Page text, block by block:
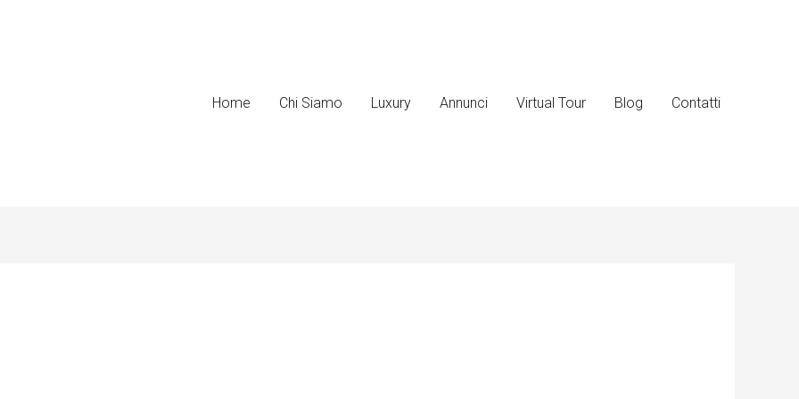
Home Chi Siamo Luxury Annunci Virtual Tour Blog Contatti